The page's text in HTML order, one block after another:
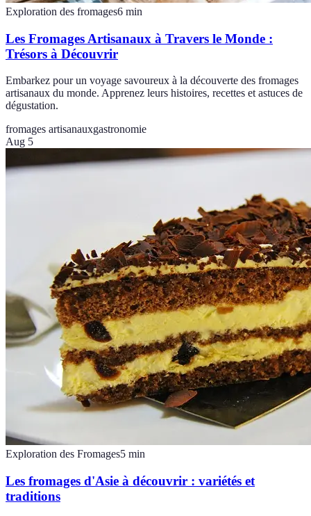
Exploration des fromages6 min
Les Fromages Artisanaux à Travers le Monde :
Trésors à Découvrir
Embarkez pour un voyage savoureux à la découverte des fromages
artisanaux du monde. Apprenez leurs histoires, recettes et astuces de
dégustation.
fromages artisanauxgastronomie
Aug 5
Exploration des Fromages5 min
Les fromages d'Asie à découvrir : variétés et
traditions